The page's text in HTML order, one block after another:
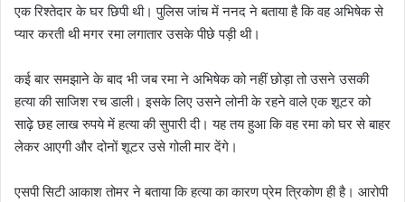
एक रिश्तेदार के घर छिपी थी। पुलिस जांच में ननद ने बताया है कि वह अभिषेक से
प्यार करती थी मगर रमा लगातार उसके पीछे पड़ी थी।
कई बार समझाने के बाद भी जब रमा ने अभिषेक को नहीं छोड़ा तो उसने उसकी
हत्या की साजिश रच डाली। इसके लिए उसने लोनी के रहने वाले एक शूटर को
साढ़े छह लाख रुपये में हत्या की सुपारी दी। यह तय हुआ कि वह रमा को घर से बाहर
लेकर आएगी और दोनों शूटर उसे गोली मार देंगे।
एसपी सिटी आकाश तोमर ने बताया कि हत्या का कारण प्रेम त्रिकोण ही है। आरोपी